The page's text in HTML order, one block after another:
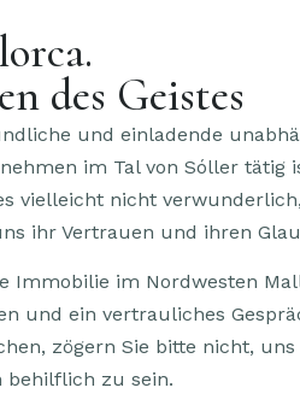
des Geistes
und einladende
im Tal von Sóller tätig
vielleicht nicht
ihr Vertrauen und ihren
Immobilie im Nordwesten
und ein vertrauliches
zögern Sie bitte nicht,
behilflich zu sein.